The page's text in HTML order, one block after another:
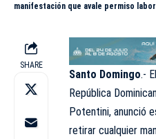
manifestación que avale permiso
SHARE
Santo Domingo.-
República
Potentini, anunció
retirar cualquier